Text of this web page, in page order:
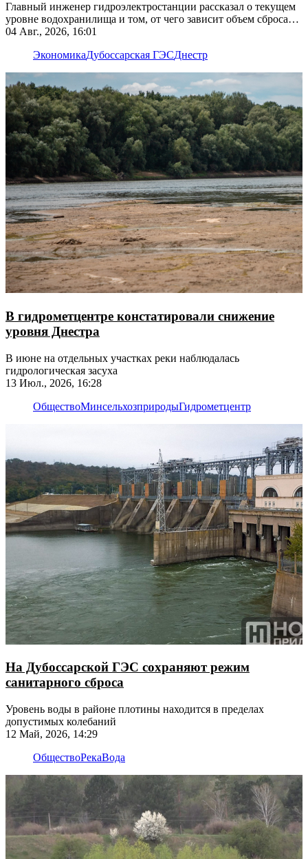
Главный инженер гидроэлектростанции рассказал о текущем
уровне водохранилища и том, от чего зависит объем сброса
воды
04 Авг., 2026, 16:01
ЭкономикаДубоссарская ГЭСДнестр
В гидрометцентре констатировали снижение
уровня Днестра
В июне на отдельных участках реки наблюдалась
гидрологическая засуха
13 Июл., 2026, 16:28
ОбществоМинсельхозприродыГидрометцентр
На Дубоссарской ГЭС сохраняют режим
санитарного сброса
Уровень воды в районе плотины находится в пределах
допустимых колебаний
12 Май, 2026, 14:29
ОбществоРекаВода